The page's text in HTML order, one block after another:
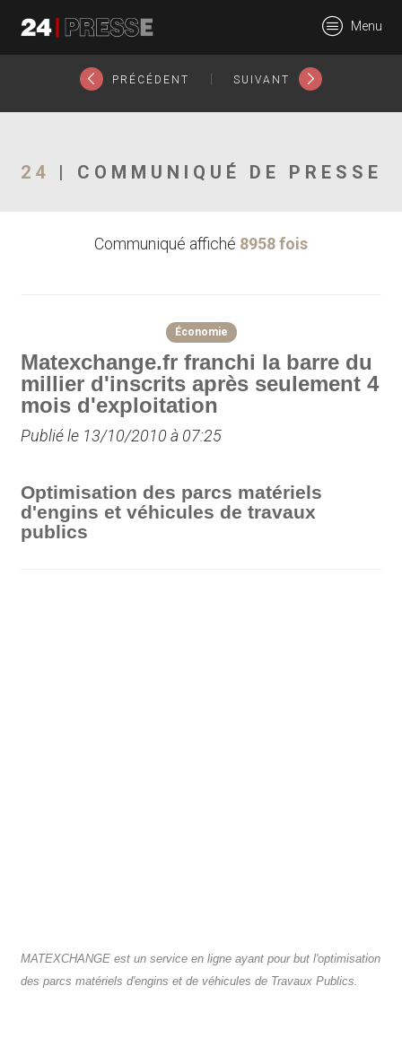
24Presse -
Communiqués de
Menu
PRÉCÉDENT SUIVANT
24 | COMMUNIQUÉ DE PRESSE
Communiqué affiché 8958 fois
Économie
Matexchange.fr franchi la barre du
millier d'inscrits après seulement 4
mois d'exploitation
Publié le 13/10/2010 à 07:25
Optimisation des parcs matériels
d'engins et véhicules de travaux
publics
MATEXCHANGE est un service en ligne ayant pour but l'optimisation
des parcs matériels d'engins et de véhicules de Travaux Publics.